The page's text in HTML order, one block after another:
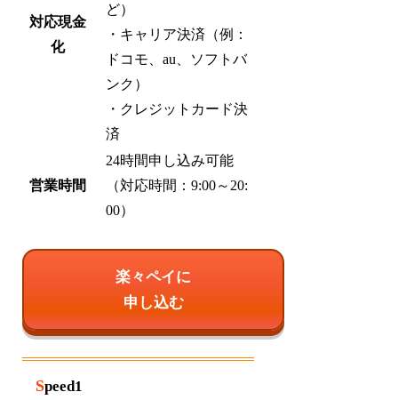
対応現金
化
ど）
・キャリア決済（例：
ドコモ、au、ソフトバ
ンク）
・クレジットカード決
済
営業時間
24時間申し込み可能
（対応時間：9:00～20:
00）
楽々ペイに
申し込む
Speed1